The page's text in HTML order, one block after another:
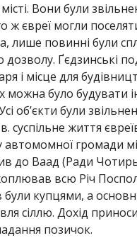
Вони були
ж євреї могли
лише повинні були
дозволу. Ґєдзинські
і місце для
можна було будувати
об’єкти були
суспільне життя
громади
до Ваад (Ради
всю Річ
були купцями, а
сіллю. Дохід
позичок.